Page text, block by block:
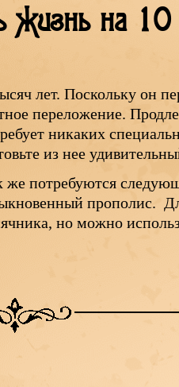
жизнь на
лет. Поскольку он
переложение.
никаких
из нее
же потребуются
прополис.
но можно